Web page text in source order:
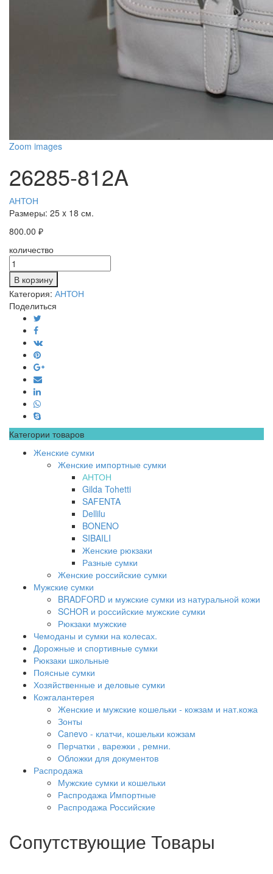
Zoom images
26285-812A
АНТОН
Размеры: 25 x 18 см.
800.00 ₽
количество
В корзину
Категория: АНТОН
Поделиться
Категории товаров
Женские сумки
Женские импортные сумки
АНТОН
Gilda Tohetti
SAFENTA
Dellilu
BONENO
SIBAILI
Женские рюкзаки
Разные сумки
Женские российские сумки
Мужские сумки
BRADFORD и мужские сумки из натуральной кожи
SCHOR и российские мужские сумки
Рюкзаки мужские
Чемоданы и сумки на колесах.
Дорожные и спортивные сумки
Рюкзаки школьные
Поясные сумки
Хозяйственные и деловые сумки
Кожгалантерея
Женские и мужские кошельки - кожзам и нат.кожа
Зонты
Canevo - клатчи, кошельки кожзам
Перчатки , варежки , ремни.
Обложки для документов
Распродажа
Мужские сумки и кошельки
Распродажа Импортные
Распродажа Российские
Cопутствующие Товары